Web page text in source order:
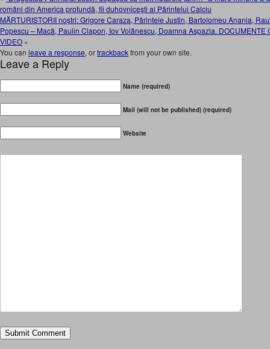
români din America profundă, fii duhovniceşti ai Părintelui Calciu
MĂRTURISTORII noştri: Grigore Caraza, Părintele Justin, Bartolomeu Anania,
Popescu – Macă, Paulin Clapon, Iov Volănescu, Doamna Aspazia. DOCUMENTE
VIDEO »
You can leave a response, ortrackbackfrom your own site.
Leave a Reply
Name (required)
Mail (will not be published) (required)
Website